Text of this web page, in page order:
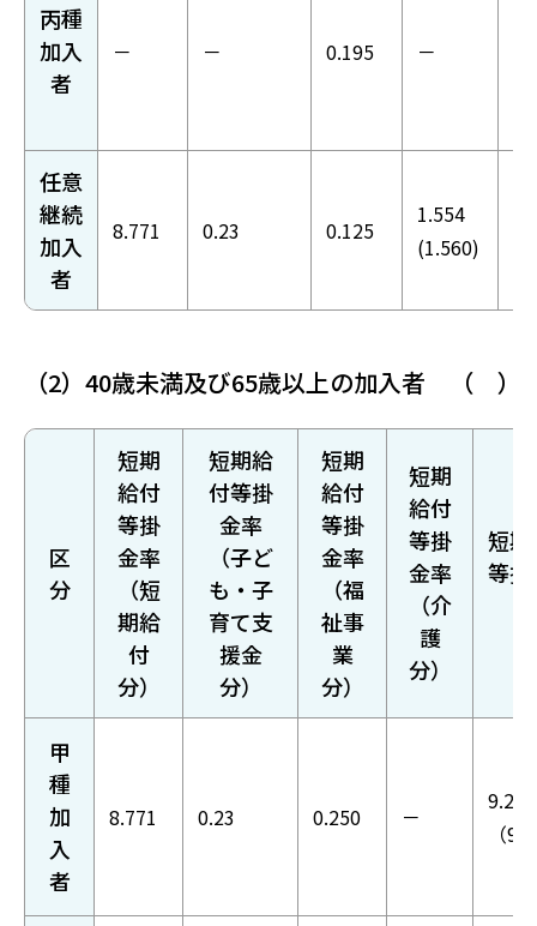
丙種
加入
者
－ － 0.195 －
任意
継続
加入
者
8.771 0.23 0.125
1.554
(1.560)
（2）40歳未満及び65歳以上の加入者 （ ）
区
分
短期
給付
等掛
金率
（短
期給
付
分）
短期給
付等掛
金率
（子ど
も・子
育て支
援金
分）
短期
給付
等掛
金率
（福
祉事
業
分）
短期
給付
等掛
金率
（介
護
分）
短
等
甲
種
加
入
者
8.771 0.23 0.250 －
9.251
（